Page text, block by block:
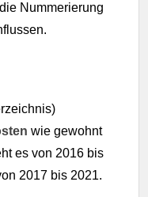
Nummerierung
wie gewohnt
es von 2016 bis
2017 bis 2021.